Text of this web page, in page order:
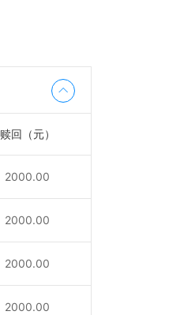
赎回（元）
2000.00
2000.00
2000.00
2000.00